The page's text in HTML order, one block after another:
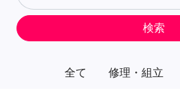
全て 修理・組立
検索